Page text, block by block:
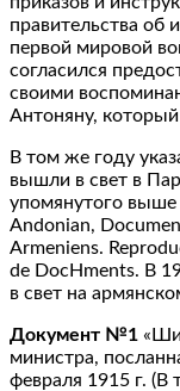
правительства об
первой мировой
согласился
своими
Антоняну,
В том же году
вышли в свет в
упомянутого выше
Andonian,
Armeniens.
de DocHments. В
в свет на
Документ №1
министра,
февраля 1915 г. (В